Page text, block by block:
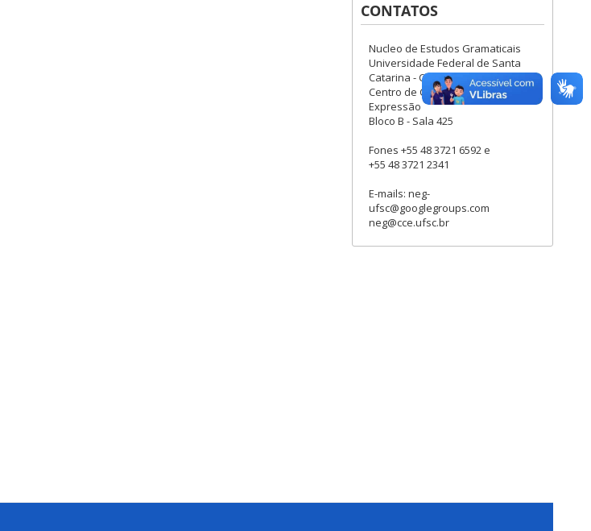
CONTATOS
Nucleo de Estudos Gramaticais
Universidade Federal de Santa
Catarina - Campus Trindade
Centro de Comunicação e
Expressão
Bloco B - Sala 425
Fones +55 48 3721 6592 e
+55 48 3721 2341
E-mails: neg-
ufsc@googlegroups.com
neg@cce.ufsc.br